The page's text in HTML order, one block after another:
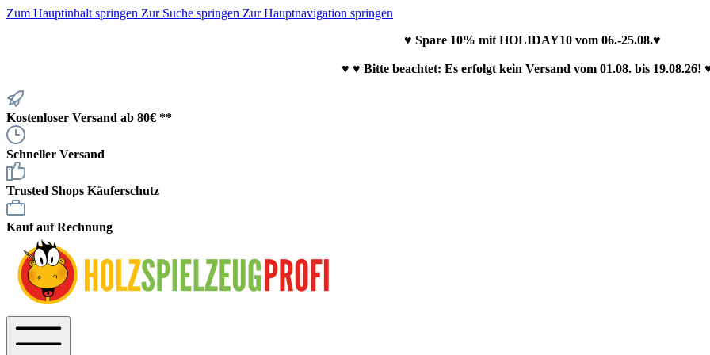
Zum Hauptinhalt springen Zur Suche springen Zur Hauptnavigation springen
♥ Spare 10% mit HOLIDAY10 vom 06.-25.08.♥
♥ ♥ Bitte beachtet: Es erfolgt kein Versand vom 01.08. bis 19.08.26!
Kostenloser Versand ab 80€ **
Schneller Versand
Trusted Shops Käuferschutz
Kauf auf Rechnung